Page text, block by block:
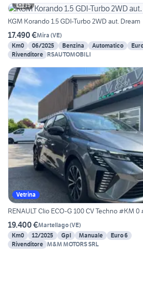
15
KGM Korando 1.5 GDI-Turbo 2WD aut. Dream
17.490 €Mira (VE)
Km0
06/2025 Benzina Automatico
Rivenditore RSAUTOMOBILI
Vetrina
RENAULT Clio ECO-G 100 CV Techno #KM 0
19.400 €Martellago(VE)
Km0
12/2025 Gpl Manuale
Euro 6
Rivenditore M&M MOTORS SRL